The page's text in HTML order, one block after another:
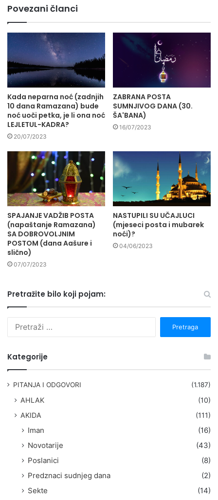
Povezani članci
Kada neparna noć (zadnjih
10 dana Ramazana) bude
noć uoči petka, je li ona noć
LEJLETUL-KADRA?
20/07/2023
ZABRANA POSTA
SUMNJIVOG DANA (30.
ŠA'BANA)
16/07/2023
SPAJANJE VADŽIB POSTA
(napaštanje Ramazana)
SA DOBROVOLJNIM
POSTOM (dana Aašure i
slično)
07/07/2023
NASTUPILI SU UČAJLUCI
(mjeseci posta i mubarek
noći)?
04/06/2023
Pretražite bilo koji pojam:
Kategorije
PITANJA I ODGOVORI (1.187)
AHLAK
(10)
AKIDA
(111)
Iman
(16)
Novotarije
(43)
Poslanici
(8)
Predznaci sudnjeg dana
(2)
Sekte
(14)